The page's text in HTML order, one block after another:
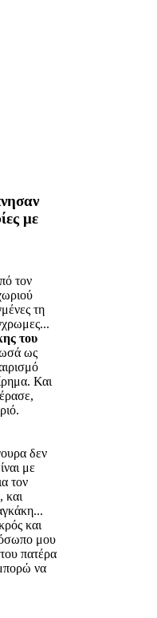
με
τον
τη
του
ως
Και
δεν
με
τον
και
και
μου
πατέρα
να